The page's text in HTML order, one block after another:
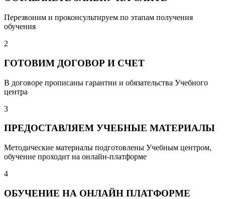
Перезвоним и проконсультируем по этапам получения
обучения
2
ГОТОВИМ ДОГОВОР И СЧЕТ
В договоре прописаны гарантии и обязательства Учебного
центра
3
ПРЕДОСТАВЛЯЕМ УЧЕБНЫЕ МАТЕРИАЛЫ
Методические материалы подготовлены Учебным центром,
обучение проходит на онлайн-платформе
4
ОБУЧЕНИЕ НА ОНЛАЙН ПЛАТФОРМЕ